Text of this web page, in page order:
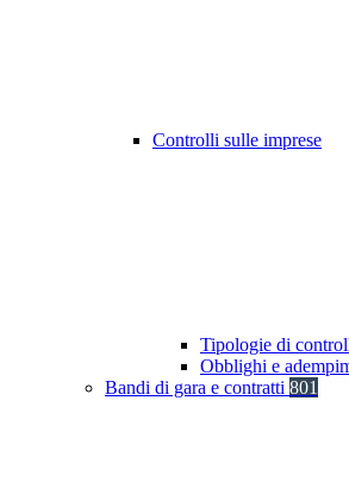
Controlli sulle imprese
Tipologie di
Obblighi e
Bandi di gara e contratti 801